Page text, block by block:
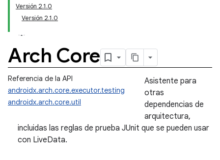
Versión 2.1.0
Versión 2.1.0
Arch Core
Referencia de la API
androidx.arch.core.executor.testing
androidx.arch.core.util
Asistente para
otras
dependencias de
arquitectura,
incluidas las reglas de prueba JUnit que se pueden usar
con LiveData.